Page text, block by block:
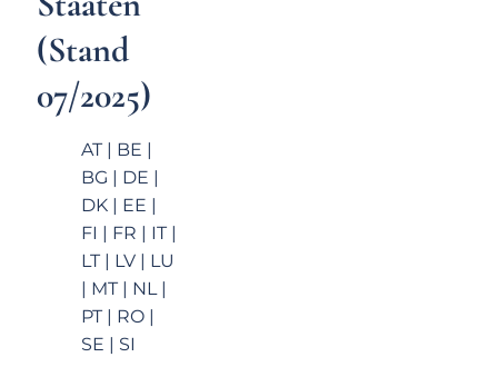
(Stand
07/2025)
AT | BE |
BG | DE |
DK | EE |
FI | FR | IT |
LT | LV | LU
| MT | NL |
PT | RO |
SE | SI